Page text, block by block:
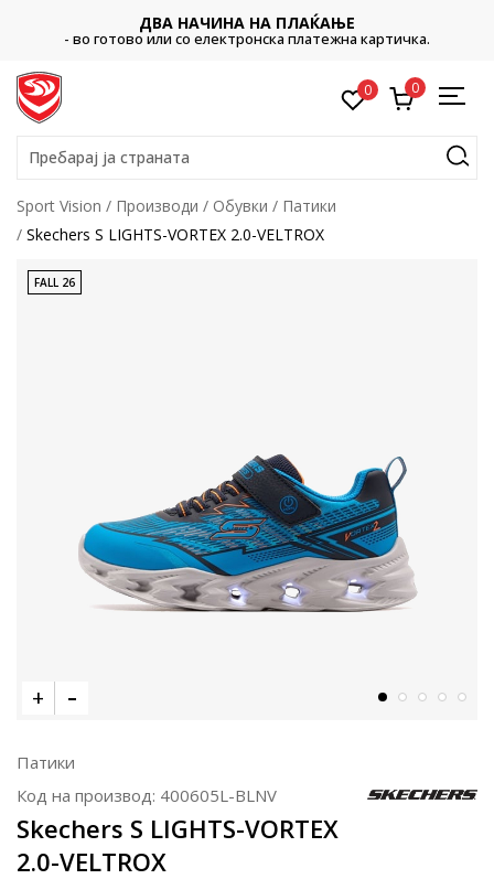
ДВА НАЧИНА НА ПЛАЌАЊЕ
- во готово или со електронска платежна картичка.
0 0
Пребарај ја страната
Sport Vision Производи Обувки
Патики
Skechers S LIGHTS-VORTEX 2.0-VELTROX
FALL 26
Патики
Код на производ: 400605L-BLNV
Skechers S LIGHTS-VORTEX
2.0-VELTROX